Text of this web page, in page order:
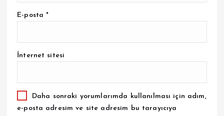
E-posta*
İnternet sitesi
Daha sonraki yorumlarımda kullanılması için adım,
e-posta adresim ve site adresim bu tarayıcıya